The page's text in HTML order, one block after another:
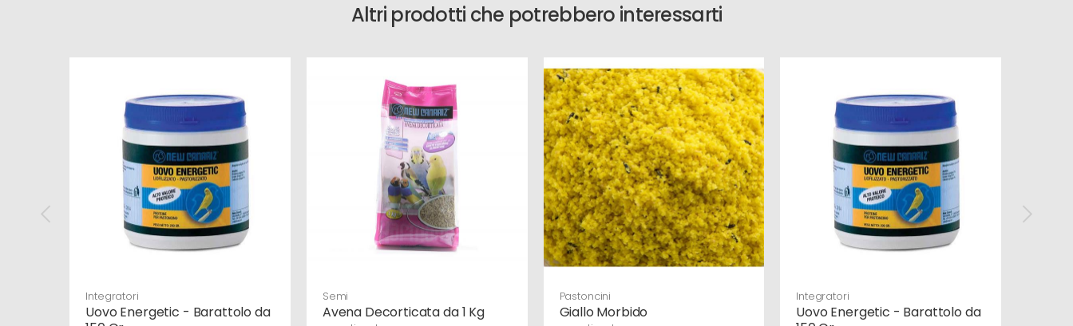
Altri prodotti che potrebbero interessarti
Integratori
Uovo Energetic - Barattolo da
Semi
Avena Decorticata da 1 Kg
Pastoncini
Giallo Morbido
Integratori
Uovo Energetic - Barattolo da